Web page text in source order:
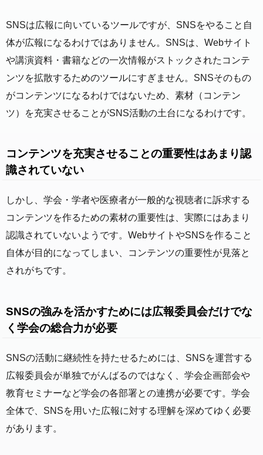
SNSは広報に向いているツールですが、SNSをやること自
体が広報になるわけではありません。SNSは、Webサイト
や講演資料・書籍などの一次情報がストックされたコンテ
ンツを拡散するためのツールにすぎません。SNSそのもの
がコンテンツになるわけではないため、素材（コンテン
ツ）を充実させることがSNS活動の土台になるわけです。
コンテンツを充実させることの重要性はあまり認
識されていない
しかし、学会・学者や医療者が一般的な視聴者に訴求する
コンテンツを作るための素材の重要性は、実際にはあまり
認識されていないようです。WebサイトやSNSを作ること
自体が目的になってしまい、コンテンツの重要性が見落と
されがちです。
SNSの強みを活かすためには広報委員会だけでな
く学会の総合力が必要
SNSの活動に継続性を持たせるためには、SNSを運営する
広報委員会が単独でがんばるのではなく、学会企画部会や
教育セミナーなど学会の各部署との連携が必要です。学会
全体で、SNSを用いた広報に対する理解を深めてゆく必要
があります。